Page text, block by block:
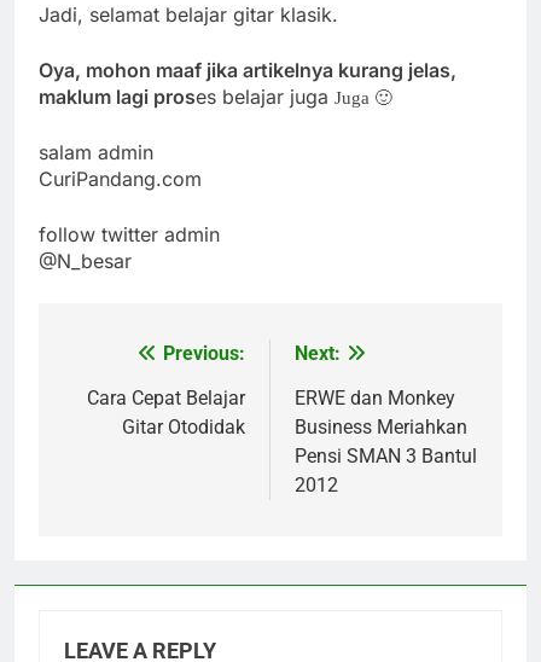
Jadi, selamat belajar gitar klasik.
Oya, mohon maaf jika artikelnya kurang jelas,
maklum lagi proses belajar juga Juga 🙂
salam admin
CuriPandang.com
follow twitter admin
@N_besar
navigation
Previous:
Cara Cepat Belajar
Gitar Otodidak
Next:
ERWE dan Monkey
Business Meriahkan
Pensi SMAN 3 Bantul
2012
LEAVE A REPLY